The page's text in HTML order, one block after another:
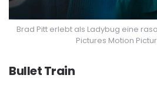
Brad Pitt erlebt als Ladybug eine
Pictures Motion
Bullet Train